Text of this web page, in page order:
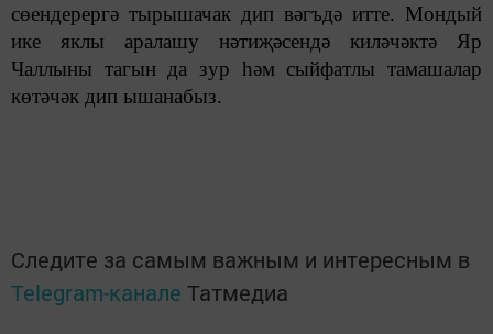
сөендерергә тырышачак дип вәгъдә итте. Мондый
ике яклы аралашу нәтиҗәсендә киләчәктә Яр
Чаллыны тагын да зур һәм сыйфатлы тамашалар
көтәчәк дип ышанабыз.
Следите за самым важным и интересным в
Telegram-канале Татмедиа